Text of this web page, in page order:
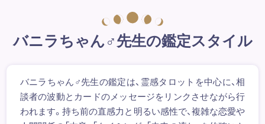
バニラちゃん♂先生の鑑定スタイル
バニラちゃん♂先生の鑑定は、霊感タロットを中心に、相
談者の波動とカードのメッセージをリンクさせながら行
われます。持ち前の直感力と明るい感性で、複雑な恋愛や